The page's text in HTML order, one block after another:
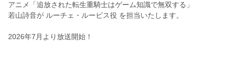
アニメ「 追放された転生重騎士はゲーム知識で無双する 」
若山詩音が ルーチェ・ルービス役 を担当いたします。
2026年7月より放送開始！